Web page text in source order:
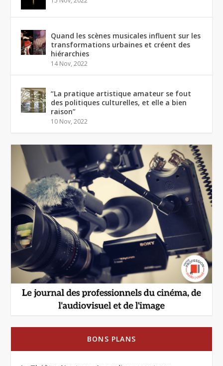
Quand les scènes musicales influent sur les
transformations urbaines et créent des
hiérarchies
14 Nov, 2022
“La pratique artistique amateur se fout
des politiques culturelles, et elle a bien
raison”
10 Nov, 2022
BONS PLANS